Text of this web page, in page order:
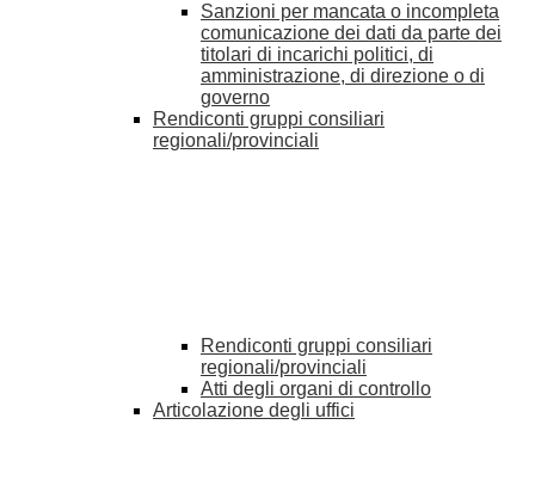
Sanzioni per mancata o incompleta
comunicazione dei dati da parte dei
titolari di incarichi politici, di
amministrazione, di direzione o di
governo
Rendiconti gruppi consiliari
regionali/provinciali
Rendiconti gruppi consiliari
regionali/provinciali
Atti degli organi di controllo
Articolazione degli uffici